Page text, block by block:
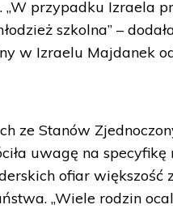
„W przypadku Izraela
szkolna” –
w Izraelu Majdanek
ze Stanów
uwagę na
ofiar większość
„Wiele rodzin